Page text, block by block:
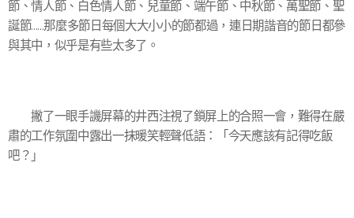
節、情人節、白色情人節、兒童節、端午節、中秋節、萬聖節、聖
誕節......那麼多節日每個大大小小的節都過，連日期諧音的節日都參
與其中，似乎是有些太多了。
撇了一眼手譏屏幕的井西注視了鎖屏上的合照一會，難得在嚴
肅的工作氛圍中露出一抹暖笑輕聲低語：「今天應該有記得吃飯
吧？」